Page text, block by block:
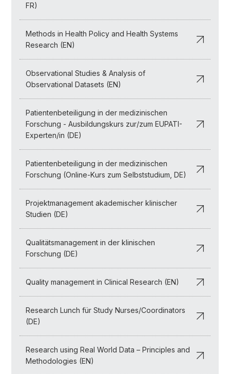
FR)
Methods in Health Policy and Health Systems
Research (EN)
Observational Studies & Analysis of
Observational Datasets (EN)
Patientenbeteiligung in der medizinischen
Forschung - Ausbildungskurs zur/zum EUPATI-
Experten/in (DE)
Patientenbeteiligung in der medizinischen
Forschung (Online-Kurs zum Selbststudium, DE)
Projektmanagement akademischer klinischer
Studien (DE)
Qualitätsmanagement in der klinischen
Forschung (DE)
Quality management in Clinical Research (EN)
Research Lunch für Study Nurses/Coordinators
(DE)
Research using Real World Data – Principles and
Methodologies (EN)